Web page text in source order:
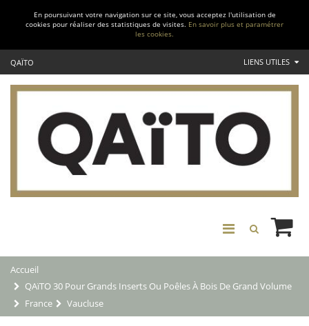
En poursuivant votre navigation sur ce site, vous acceptez l'utilisation de
cookies pour réaliser des statistiques de visites. En savoir plus et paramétrer
les cookies.
QAÏTO LIENS UTILES
Accueil
QAïTO 30 Pour Grands Inserts Ou Poêles À Bois De Grand Volume
France
Vaucluse